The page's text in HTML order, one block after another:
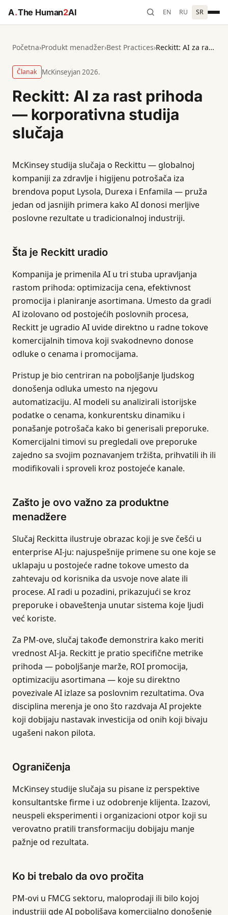
A.The Human2AI EN RU SR
Početna›Produkt menadžer›Best Practices› Reckitt: AI za rast prihoda — korporativna studija slučaja
Članak McKinseyjan 2026.
Reckitt: AI za rast prihoda
— korporativna studija
slučaja
McKinsey studija slučaja o Reckittu — globalnoj
kompaniji za zdravlje i higijenu potrošača iza
brendova poput Lysola, Durexa i Enfamila — pruža
jedan od jasnijih primera kako AI donosi merljive
poslovne rezultate u tradicionalnoj industriji.
Šta je Reckitt uradio
Kompanija je primenila AI u tri stuba upravljanja
rastom prihoda: optimizacija cena, efektivnost
promocija i planiranje asortimana. Umesto da gradi
AI izolovano od postojećih poslovnih procesa,
Reckitt je ugradio AI uvide direktno u radne tokove
komercijalnih timova koji svakodnevno donose
odluke o cenama i promocijama.
Pristup je bio centriran na poboljšanje ljudskog
donošenja odluka umesto na njegovu
automatizaciju. AI modeli su analizirali istorijske
podatke o cenama, konkurentsku dinamiku i
ponašanje potrošača kako bi generisali preporuke.
Komercijalni timovi su pregledali ove preporuke
zajedno sa svojim poznavanjem tržišta, prihvatili ih ili
modifikovali i sproveli kroz postojeće kanale.
Zašto je ovo važno za produktne
menadžere
Slučaj Reckitta ilustruje obrazac koji je sve češći u
enterprise AI-ju: najuspešnije primene su one koje se
uklapaju u postojeće radne tokove umesto da
zahtevaju od korisnika da usvoje nove alate ili
procese. AI radi u pozadini, prikazujući se kroz
preporuke i obaveštenja unutar sistema koje ljudi
već koriste.
Za PM-ove, slučaj takođe demonstrira kako meriti
vrednost AI-ja. Reckitt je pratio specifične metrike
prihoda — poboljšanje marže, ROI promocija,
optimizaciju asortimana — koje su direktno
povezivale AI izlaze sa poslovnim rezultatima. Ova
disciplina merenja je ono što razdvaja AI projekte
koji dobijaju nastavak investicija od onih koji bivaju
ugašeni nakon pilota.
Ograničenja
McKinsey studije slučaja su pisane iz perspektive
konsultantske firme i uz odobrenje klijenta. Izazovi,
neuspeli eksperimenti i organizacioni otpor koji su
verovatno pratili transformaciju dobijaju manje
pažnje od rezultata.
Ko bi trebalo da ovo pročita
PM-ovi u FMCG sektoru, maloprodaji ili bilo kojoj
industriji gde AI poboljšava komercijalno donošenje